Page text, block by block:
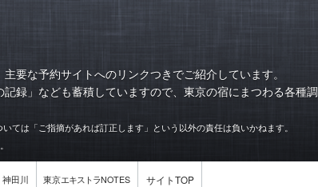
要な予約サイトへのリンクつきでご紹介しています。
記録」なども蓄積していますので、東京の宿にまつわる各種調
は「ご指摘があれば訂正します」という以外の責任は負いかねます。
神田川 東京エキストラNOTES サイトTOP